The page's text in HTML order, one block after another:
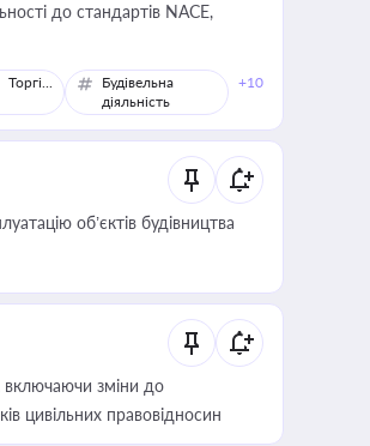
до стандартів NACE,
Торгівля
Будівельна
діяльність
+10
об’єктів будівництва
включаючи зміни до
цивільних правовідносин